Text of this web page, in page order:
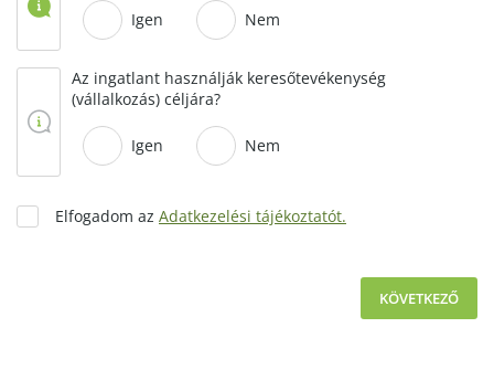
Igen Nem
Az ingatlant használják keresőtevékenység
(vállalkozás) céljára?
Igen Nem
Elfogadom az Adatkezelési tájékoztatót.
KÖVETKEZŐ